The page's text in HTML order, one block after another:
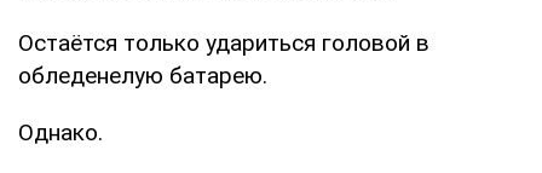
Остаётся только удариться головой в
обледенелую батарею.
Однако.